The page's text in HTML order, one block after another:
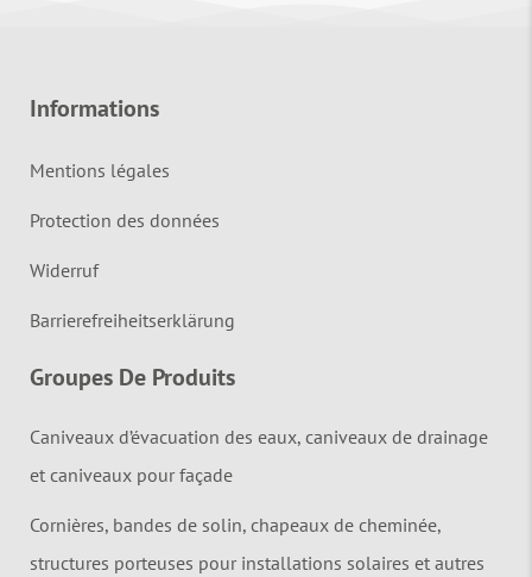
Informations
Mentions légales
Protection des données
Widerruf
Barrierefreiheitserklärung
Groupes De Produits
Caniveaux d’évacuation des eaux, caniveaux de drainage
et caniveaux pour façade
Cornières, bandes de solin, chapeaux de cheminée,
structures porteuses pour installations solaires et autres